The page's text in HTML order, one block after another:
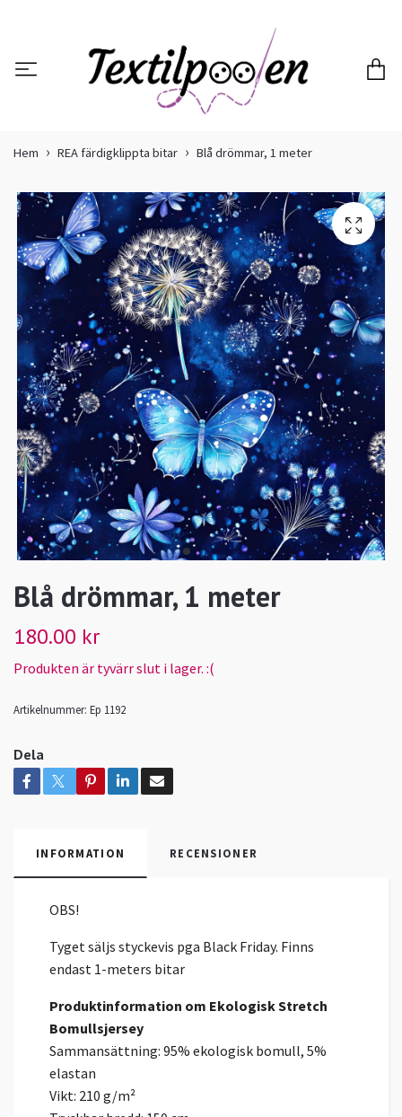
Hem REA färdigklippta bitar Blå drömmar, 1 meter
Blå drömmar, 1 meter
180.00 kr
Produkten är tyvärr slut i lager. :(
Artikelnummer: Ep 1192
Dela
INFORMATION RECENSIONER
OBS!
Tyget säljs styckevis pga Black Friday. Finns
endast 1-meters bitar
Produktinformation om Ekologisk Stretch
Bomullsjersey
Sammansättning: 95% ekologisk bomull, 5%
elastan
Vikt: 210 g/m²